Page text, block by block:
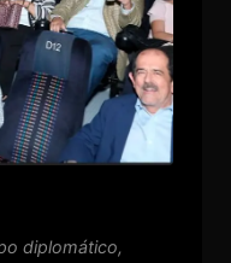
diplomático,